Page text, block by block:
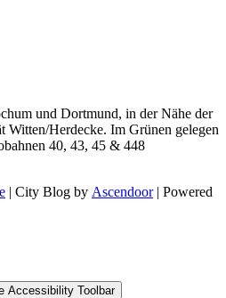
und Dortmund, in der Nähe der
Herdecke. Im Grünen gelegen
40, 43, 45 & 448
| City Blog by Ascendoor| Powered
Accessibility Toolbar